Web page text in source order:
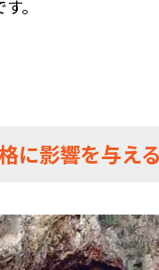
。
に影響を与え